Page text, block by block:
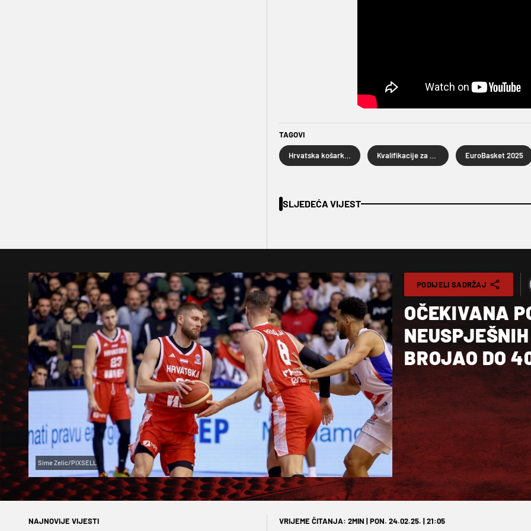
TAGOVI
Hrvatska košarkaška reprezentacija Kvalifikacije za Eurobasket 2025. EuroBasket 2025
SLJEDEĆA VIJEST
Sime Zelic/PIXSELL
PODIJELI SADRŽAJ
OČEKIVANA
BROJAO DO
NAJNOVIJE VIJESTI VRIJEME ČITANJA: 2MIN | PON. 24.02.25. | 21:05